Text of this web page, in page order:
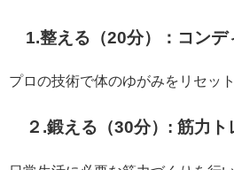
1.整える（20分）：コンデ
プロの技術で体のゆがみをリセット
２.鍛える（30分）: 筋力ト